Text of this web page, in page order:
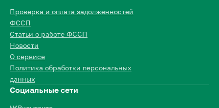
Проверка и оплата задолженностей
ФССП
Статьи о работе ФССП
Новости
О сервисе
Политика обработки персональных
данных
Социальные сети